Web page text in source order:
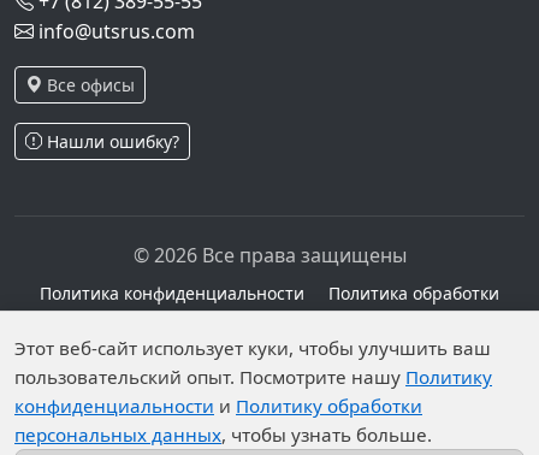
info@utsrus.com
Все офисы
Нашли ошибку?
© 2026 Все права защищены
Политика конфиденциальности
Политика обработки
персональных данных
Персональные данные опубликованы на сайте при
наличии правовых оснований в соответствии с ч.1
ст.6 и ст.10.1 152-ФЗ. Субъектами установлены
запреты на обработку неограниченных кругом лиц
Этот веб-сайт использует куки, чтобы улучшить ваш
пользовательский опыт. Посмотрите нашу Политику
конфиденциальности и Политику обработки
персональных данных, чтобы узнать больше.